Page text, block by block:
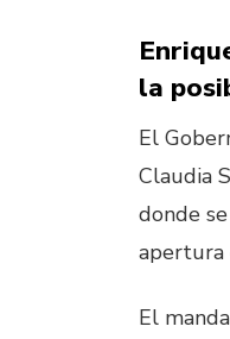
la
El
Claudia
donde
apertura
El